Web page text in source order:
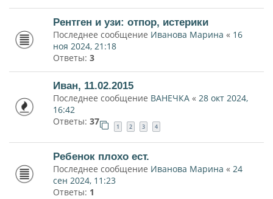
Рентген и узи: отпор, истерики
Последнее сообщение Иванова Марина « 16
ноя 2024, 21:18
Ответы: 3
Иван, 11.02.2015
Последнее сообщение ВАНЕЧКА « 28 окт 2024,
16:42
Ответы: 37 1 2 3 4
Ребенок плохо ест.
Последнее сообщение Иванова Марина « 24
сен 2024, 11:23
Ответы: 1